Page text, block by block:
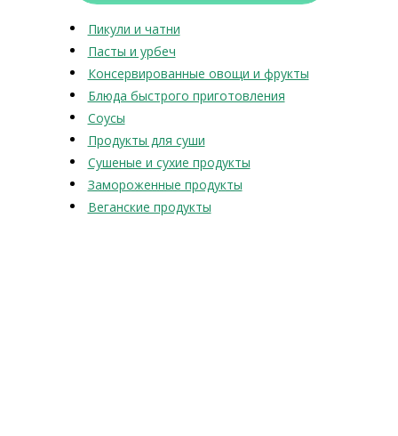
Пикули и чатни
Пасты и урбеч
Консервированные овощи и фрукты
Блюда быстрого приготовления
Соусы
Продукты для суши
Сушеные и сухие продукты
Замороженные продукты
Веганские продукты